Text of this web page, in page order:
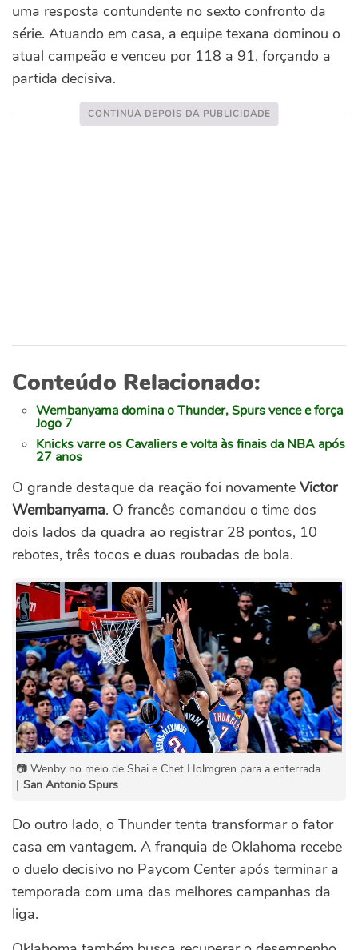
uma resposta contundente no sexto confronto da
série. Atuando em casa, a equipe texana dominou o
atual campeão e venceu por 118 a 91, forçando a
partida decisiva.
Conteúdo Relacionado:
Wembanyama domina o Thunder, Spurs vence e força
Jogo 7
Knicks varre os Cavaliers e volta às finais da NBA após
27 anos
O grande destaque da reação foi novamente Victor
Wembanyama. O francês comandou o time dos
dois lados da quadra ao registrar 28 pontos, 10
rebotes, três tocos e duas roubadas de bola.
📷 Wenby no meio de Shai e Chet Holmgren para a enterrada
| San Antonio Spurs
Do outro lado, o Thunder tenta transformar o fator
casa em vantagem. A franquia de Oklahoma recebe
o duelo decisivo no Paycom Center após terminar a
temporada com uma das melhores campanhas da
liga.